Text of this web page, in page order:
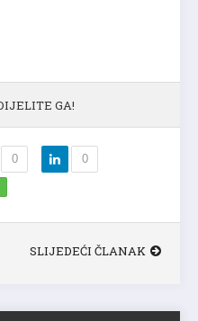
GA!
0 0
SLIJEDEĆI ČLANAK